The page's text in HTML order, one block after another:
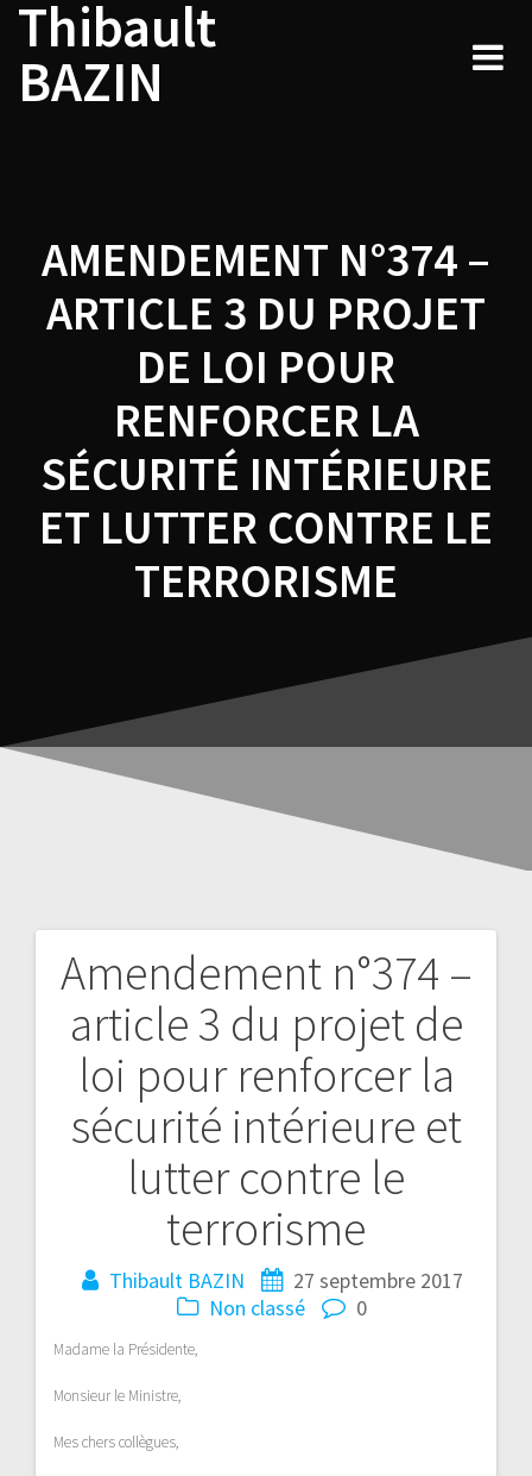
Skip
content
Thibault
BAZIN
AMENDEMENT N°374 –
ARTICLE 3 DU PROJET
DE LOI POUR
RENFORCER LA
SÉCURITÉ INTÉRIEURE
ET LUTTER CONTRE LE
TERRORISME
Amendement n°374 –
article 3 du projet de
loi pour renforcer la
sécurité intérieure et
lutter contre le
terrorisme
Thibault BAZIN
27 septembre 2017
Non classé
0
Madame la Présidente,
Monsieur le Ministre,
Mes chers collègues,
Navigation
de